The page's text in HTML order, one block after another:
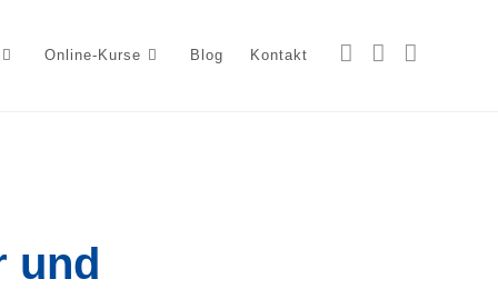
Online-Kurse Blog Kontakt
und